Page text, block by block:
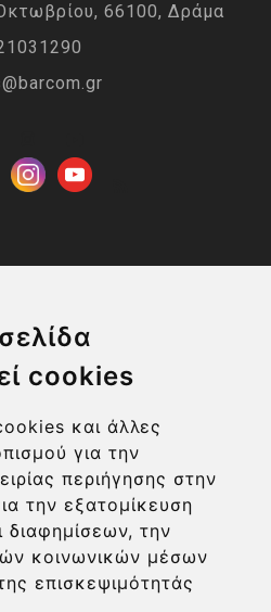
cookies
και άλλες
για την
περιήγησης στην
την εξατομίκευση
διαφημίσεων, την
κοινωνικών μέσων
επισκεψιμότητάς
66100, Δράμα
LINKS
ΧΡΗΣΤΗ